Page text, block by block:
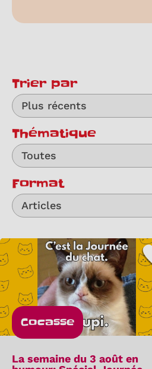
Trier par
Plus récents
Thématique
Toutes
Format
Articles
Cocasse
La semaine du 3 août en